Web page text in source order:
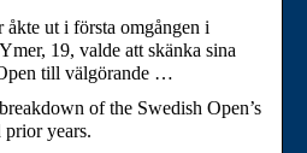
ut i första omgången i
19, valde att skänka sina
till välgörande …
of the Swedish Open’s
years.